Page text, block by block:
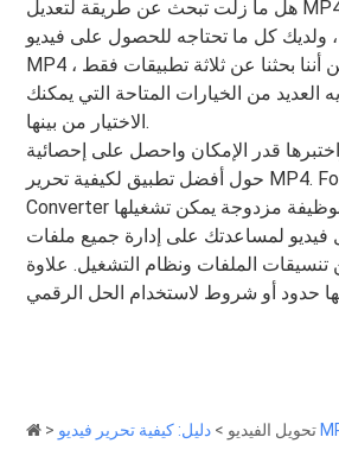
هل ما زلت تبحث عن طريقة لتعديل MP4؟ لقد قمنا بتبسيط
ولديك كل ما تحتاجه للحصول على فيديو
MP4 محسّن. على الرغم من أننا بحثنا عن ثلاثة تطبيقات فقط ،
العديد من الخيارات المتاحة التي يمكنك
الاختيار من بينها.
قدر الإمكان واحصل على إحصائية
حول أفضل تطبيق لكيفية تحرير MP4. FoneDog Video
Converter هو تطبيق بسيط بوظيفة مزدوجة يمكن تشغيلها
لمساعدتك على إدارة جميع ملفات
تنسيقات الملفات ونظام التشغيل. علاوة
> تحويل الفيديو >